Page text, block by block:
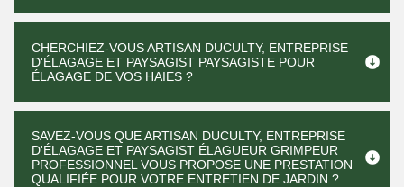
CHERCHIEZ-VOUS ARTISAN DUCULTY, ENTREPRISE
D'ÉLAGAGE ET PAYSAGIST PAYSAGISTE POUR
ÉLAGAGE DE VOS HAIES ?
SAVEZ-VOUS QUE ARTISAN DUCULTY, ENTREPRISE
D'ÉLAGAGE ET PAYSAGIST ÉLAGUEUR GRIMPEUR
PROFESSIONNEL VOUS PROPOSE UNE PRESTATION
QUALIFIÉE POUR VOTRE ENTRETIEN DE JARDIN ?